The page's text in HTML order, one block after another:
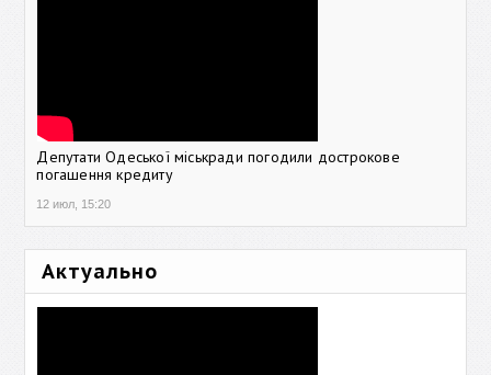
Депутати Одеської міськради погодили дострокове
погашення кредиту
12 июл, 15:20
Актуально